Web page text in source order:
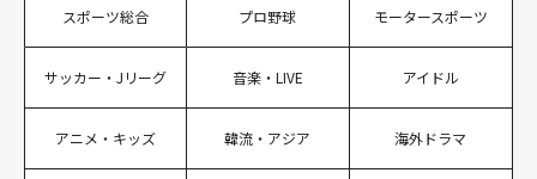
スポーツ総合 プロ野球 モータースポーツ
サッカー・Jリーグ 音楽・LIVE アイドル
アニメ・キッズ 韓流・アジア 海外ドラマ